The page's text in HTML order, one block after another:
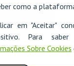
como a
em "Aceitar"
Para
Sobre Cookies